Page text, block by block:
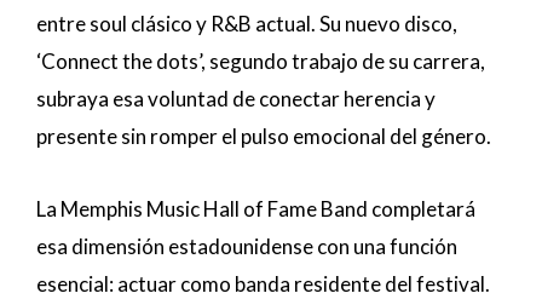
entre soul clásico y R&B actual. Su nuevo disco,
‘Connect the dots’, segundo trabajo de su carrera,
subraya esa voluntad de conectar herencia y
presente sin romper el pulso emocional del género.
La Memphis Music Hall of Fame Band completará
esa dimensión estadounidense con una función
esencial: actuar como banda residente del festival.